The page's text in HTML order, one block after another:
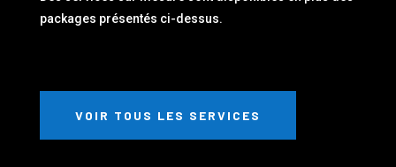
packages présentés ci-dessus.
VOIR TOUS LES SERVICES